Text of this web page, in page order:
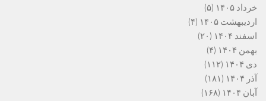
خرداد ۱۴۰۵
(۵)
اردیبهشت ۱۴۰۵
(۴)
اسفند ۱۴۰۴
(۲۰)
بهمن ۱۴۰۴
(۴)
دی ۱۴۰۴
(۱۱۲)
آذر ۱۴۰۴
(۱۸۱)
آبان ۱۴۰۴
(۱۶۸)